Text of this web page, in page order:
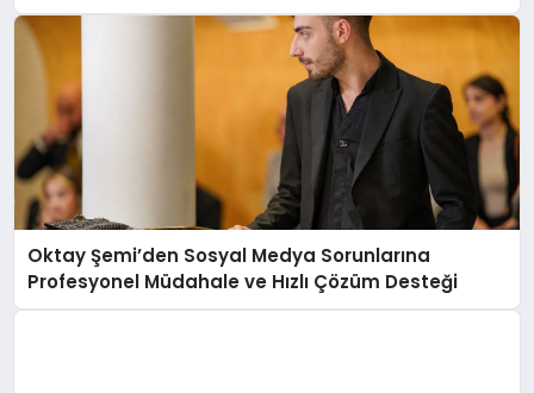
Oktay Şemi’den Sosyal Medya Sorunlarına
Profesyonel Müdahale ve Hızlı Çözüm Desteği